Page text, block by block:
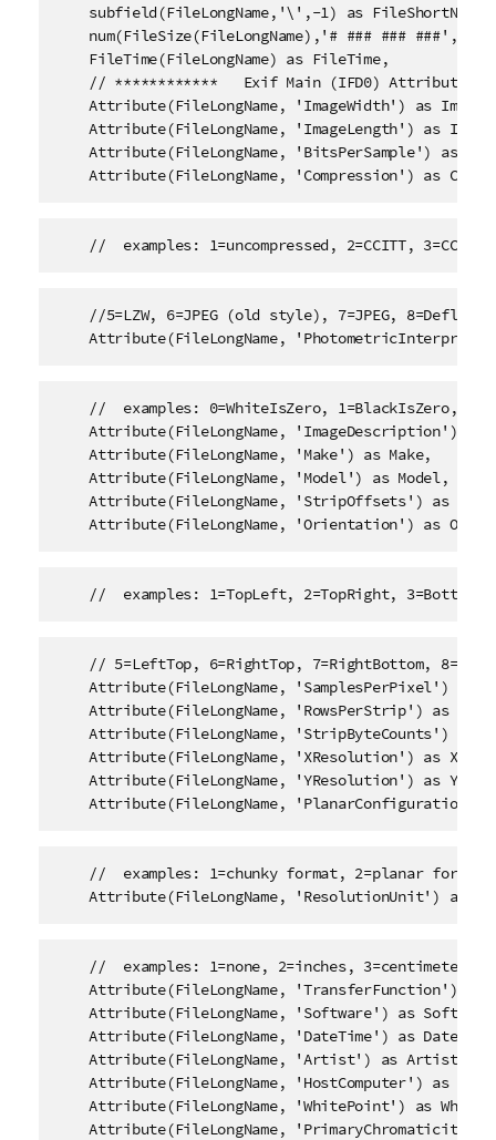
    subfield(FileLongName,'\',-1) as FileShortName,
num(FileSize(FileLongName),'# ### ###
    FileTime(FileLongName) as FileTime,
// ************   Exif Main (IFD0) Attributes
Attribute(FileLongName, 'ImageWidth') as
Attribute(FileLongName, 'ImageLength') as
Attribute(FileLongName, 'BitsPerSample') as
Attribute(FileLongName, 'Compression') as
//  examples: 1=uncompressed, 2=CCITT, 3=CCITT
//5=LZW, 6=JPEG (old style), 7=JPEG,
Attribute(FileLongName,
//  examples: 0=WhiteIsZero, 1=BlackIsZero,
Attribute(FileLongName, 'ImageDescription') as
    Attribute(FileLongName, 'Make') as Make,
    Attribute(FileLongName, 'Model') as Model,
Attribute(FileLongName, 'StripOffsets') as
Attribute(FileLongName, 'Orientation') as
//  examples: 1=TopLeft, 2=TopRight,
// 5=LeftTop, 6=RightTop, 7=RightBottom,
Attribute(FileLongName, 'SamplesPerPixel') as
Attribute(FileLongName, 'RowsPerStrip') as
Attribute(FileLongName, 'StripByteCounts') as
Attribute(FileLongName, 'XResolution') as
Attribute(FileLongName, 'YResolution') as
Attribute(FileLongName,
//  examples: 1=chunky format, 2=planar
Attribute(FileLongName, 'ResolutionUnit') as
    //  examples: 1=none, 2=inches, 3=centimeters,
Attribute(FileLongName, 'TransferFunction') as
Attribute(FileLongName, 'Software') as
Attribute(FileLongName, 'DateTime') as
    Attribute(FileLongName, 'Artist') as Artist,
Attribute(FileLongName, 'HostComputer') as
Attribute(FileLongName, 'WhitePoint') as
Attribute(FileLongName,